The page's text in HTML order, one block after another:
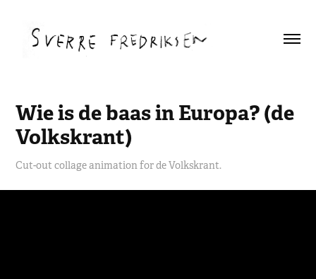
Wie is de baas in Europa? (de
Volkskrant)
Cut-out collage animation for de Volkskrant.